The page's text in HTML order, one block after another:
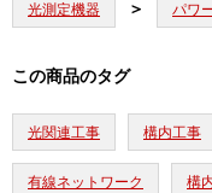
光測定機器 パワ
この商品のタグ
光関連工事 構内工事
有線ネットワーク 構